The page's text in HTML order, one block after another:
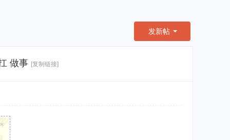
发新帖
做事 [复制链接]
×